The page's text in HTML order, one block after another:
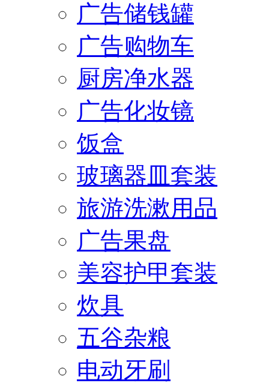
广告储钱罐
广告购物车
厨房净水器
广告化妆镜
饭盒
玻璃器皿套装
旅游洗漱用品
广告果盘
美容护甲套装
炊具
五谷杂粮
电动牙刷